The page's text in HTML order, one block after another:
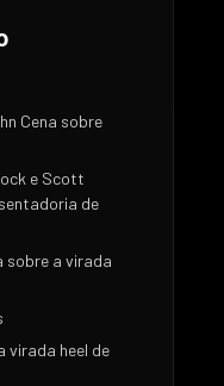
Cena sobre
e Scott
de
sobre a virada
virada heel de